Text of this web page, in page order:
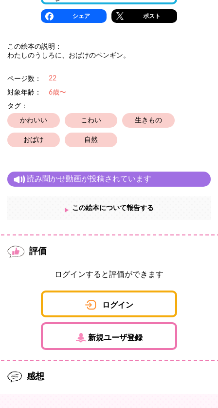
シェア ポスト
この絵本の説明：
わたしのうしろに、おばけのペンギン。
ページ数： 22
対象年齢：
6歳〜
タグ：
かわいい こわい 生きもの
おばけ 自然
読み聞かせ動画が投稿されています
この絵本について報告する
評価
ログインすると評価ができます
ログイン
新規ユーザ登録
感想